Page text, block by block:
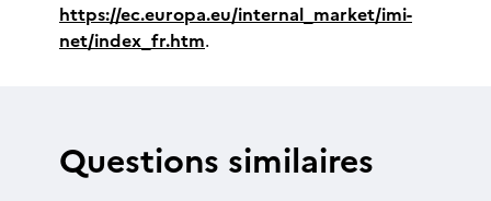
https://ec.europa.eu/internal_market/imi-
net/index_fr.htm.
Questions similaires